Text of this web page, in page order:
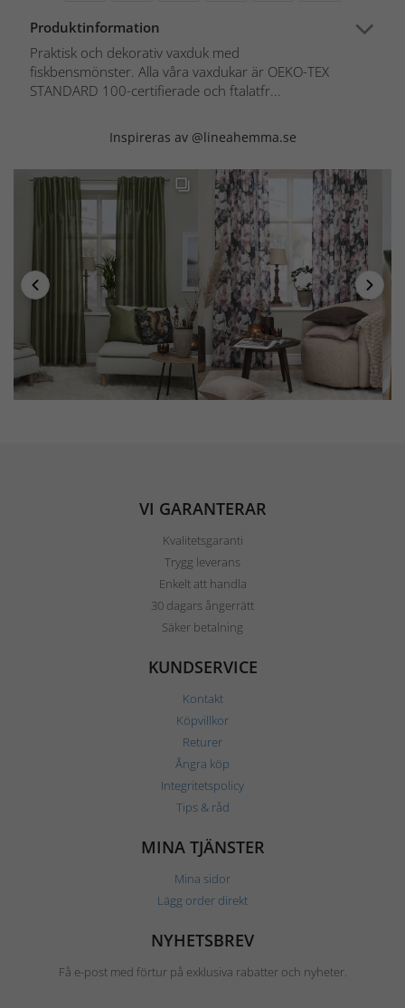
Produktinformation
Praktisk och dekorativ vaxduk med
fiskbensmönster. Alla våra vaxdukar är OEKO-TEX
STANDARD 100-certifierade och ftalatfr...
Inspireras av @lineahemma.se
VI GARANTERAR
Kvalitetsgaranti
Trygg leverans
Enkelt att handla
30 dagars ångerrätt
Säker betalning
KUNDSERVICE
Kontakt
Köpvillkor
Returer
Ångra köp
Integritetspolicy
Tips & råd
MINA TJÄNSTER
Mina sidor
Lägg order direkt
NYHETSBREV
Få e-post med förtur på exklusiva rabatter och nyheter.